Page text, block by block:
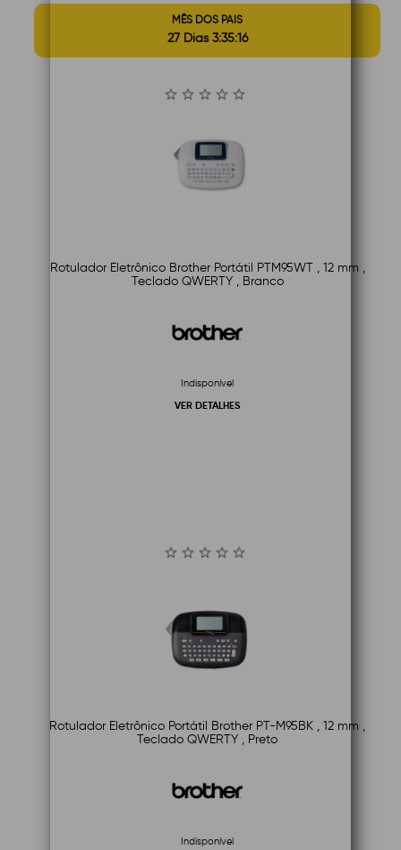
MÊS DOS PAIS
27 Dias 3:35:15
Rotulador Eletrônico Brother Portátil PTM95WT , 12 mm ,
Teclado QWERTY , Branco
Indisponível
VER DETALHES
Rotulador Eletrônico Portátil Brother PT-M95BK , 12 mm ,
Teclado QWERTY , Preto
Indisponível